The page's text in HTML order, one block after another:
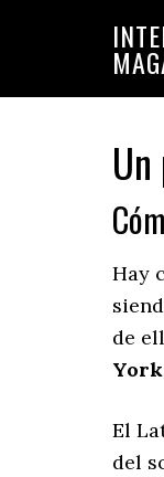
Hay
de
York
El
del